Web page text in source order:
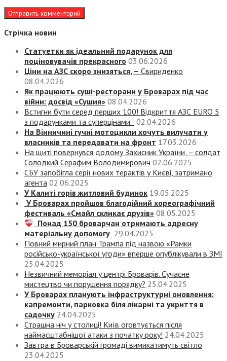
Стрічка новин
Статуетки як ідеальний подарунок для
поціновувачів прекрасного 03.06.2026
Ціни на АЗС скоро знизяться, – Свириденко
08.04.2026
Як працюють суші-ресторани у Броварах під час
війни: досвід «Сушия» 08.04.2026
Встигни бути серед перших 100! Відкриття АЗС EURO 5
з подарунками та суперцінами
02.04.2026
На Вінничині гучні мотоцикли хочуть вилучати у
власників та передавати на фронт 17.03.2026
На щиті повернувся додому Захисник України, – солдат
Солодкий Серафим Володимирович 02.06.2025
СБУ запобігла серії нових терактів у Києві, затримано
агента 02.06.2025
У Калиті горів житловий будинок 19.05.2025
У Броварах пройшов благодійний хореографічний
фестиваль «Смайл скликає друзів» 08.05.2025
Понад 150 броварчан отримають адресну
матеріальну допомогу 29.04.2025
Повний мирний план Трампа під назвою «‎Рамки
російсько-української угоди» вперше опублікували в ЗМІ
25.04.2025
Незвичний меморіал у центрі Броварів. Сучасне
мистецтво чи порушення порядку? 25.04.2025
У Броварах планують інфраструктурні оновлення:
капремонти, парковка біля лікарні та укриття в
садочку 24.04.2025
Страшна ніч у столиці! Київ оговтується після
наймасштабнішої атаки з початку року! 24.04.2025
Завтра в Броварській громаді вимикатимуть світло
23.04.2025